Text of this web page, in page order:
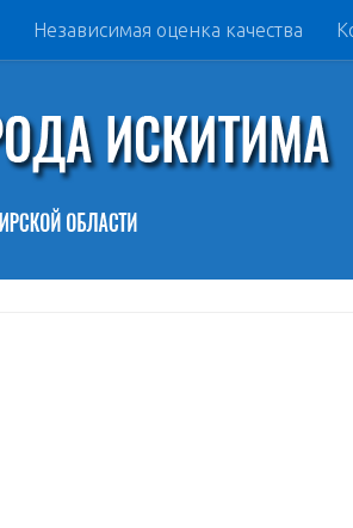
Независимая оценка качества